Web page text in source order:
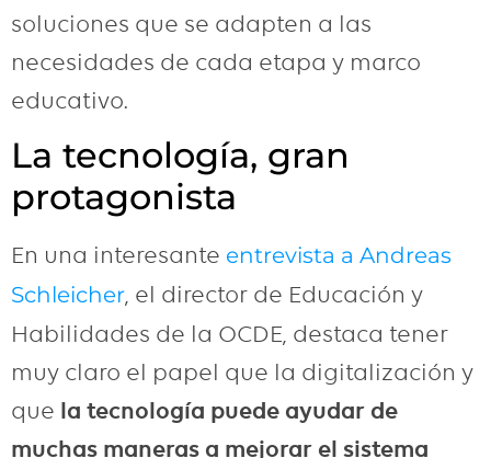
soluciones que se adapten a las
necesidades de cada etapa y marco
educativo.
La tecnología, gran
protagonista
En una interesante entrevista a Andreas
Schleicher, el director de Educación y
Habilidades de la OCDE, destaca tener
muy claro el papel que la digitalización y
que la tecnología puede ayudar de
muchas maneras a mejorar el sistema